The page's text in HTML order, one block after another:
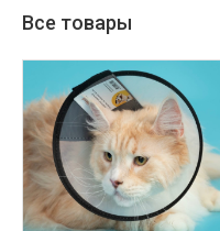
Все товары